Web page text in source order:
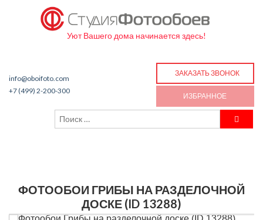
Уют Вашего дома начинается здесь!
info@oboifoto.com
+7 (499) 2-200-300
ЗАКАЗАТЬ ЗВОНОК
ИЗБРАННОЕ
ФОТООБОИ ГРИБЫ НА РАЗДЕЛОЧНОЙ
ДОСКЕ (ID 13288)